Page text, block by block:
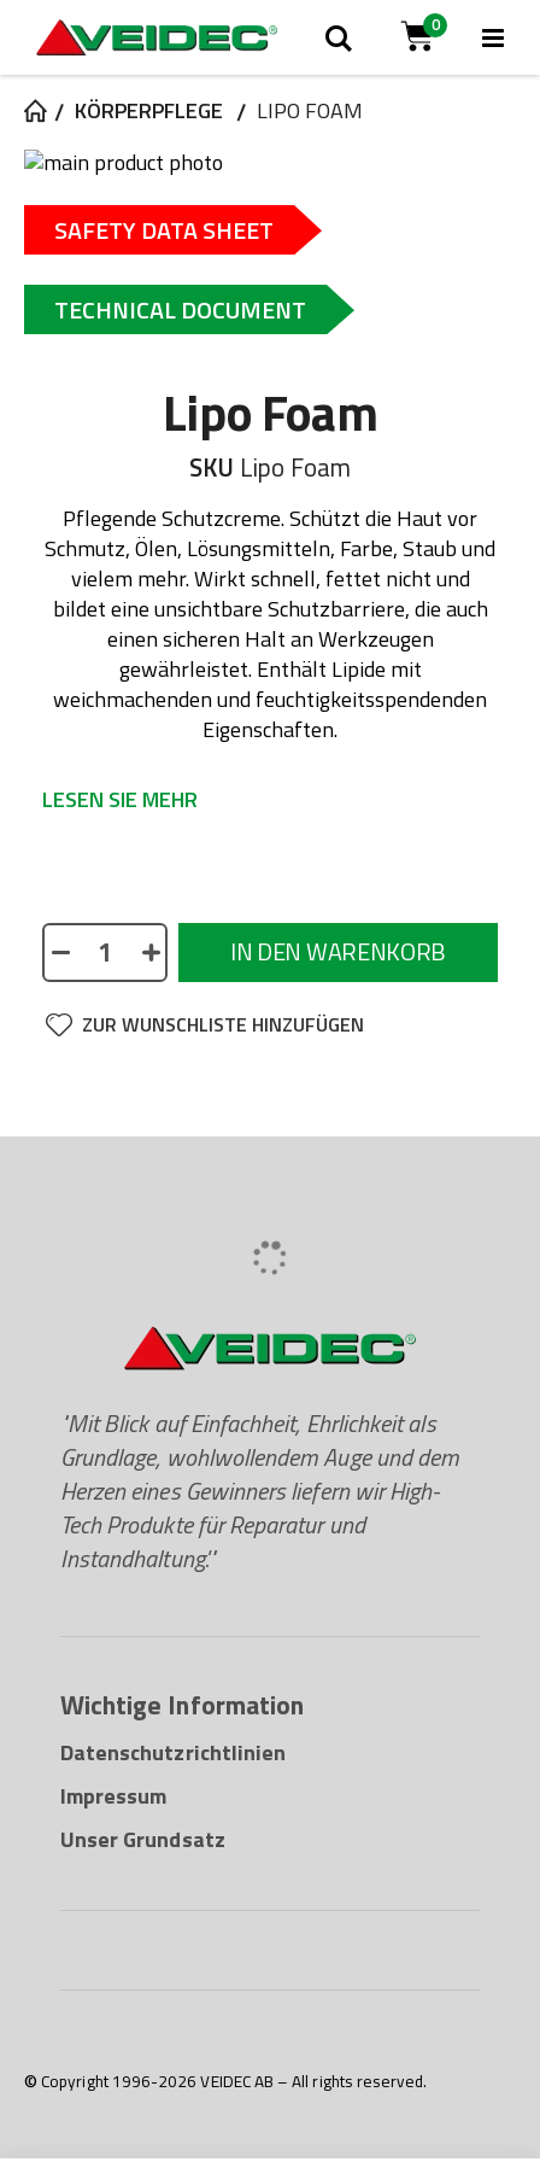
SucheCart
0
KÖRPERPFLEGE
LIPO FOAM
Zum
der
Bildgalerie
springen
Anfang
Bildgalerie
springen
SAFETY DATA SHEET
TECHNICAL DOCUMENT
Lipo Foam
SKU Lipo Foam
Pflegende Schutzcreme. Schützt die Haut vor
Schmutz, Ölen, Lösungsmitteln, Farbe, Staub und
vielem mehr. Wirkt schnell, fettet nicht und
bildet eine unsichtbare Schutzbarriere, die auch
einen sicheren Halt an Werkzeugen
gewährleistet. Enthält Lipide mit
weichmachenden und feuchtigkeitsspendenden
Eigenschaften.
LESEN SIE MEHR
indem er in die Haut und die Poren eindringt.
Wirkt schnell und ergibt einen fettfreien und
unsichtbaren Schutzfilm, der wasser- und
schmutzabweisend ist. Schützt die Haut vor
reizenden und schädlichen Substanzen in Ölen,
Liposomenadditive verbessern erheblich die
bis zu 400 Mal verwendet werden. Der Bedarf an
Handwaschseifen wird reduziert.
IN DEN WARENKORB
ZUR WUNSCHLISTE HINZUFÜGEN
"Mit Blick auf Einfachheit, Ehrlichkeit als
Grundlage, wohlwollendem Auge und dem
Herzen eines Gewinners liefern wir High-
Tech Produkte für Reparatur und
Instandhaltung.'"
Wichtige Information
Datenschutzrichtlinien
Impressum
Unser Grundsatz
© Copyright 1996-2026 VEIDEC AB – All rights reserved.